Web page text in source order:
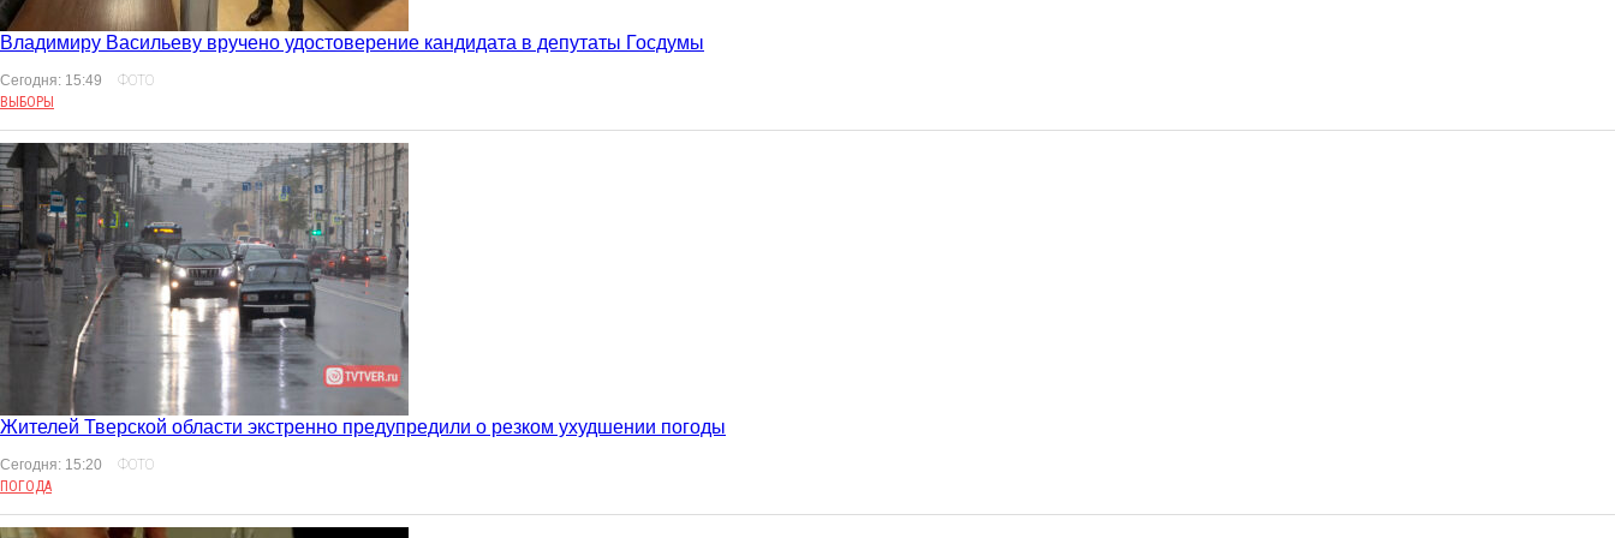
Владимиру Васильеву вручено удостоверение кандидата в депутаты Госдумы
Сегодня: 15:49
ФОТО
ВЫБОРЫ
Жителей Тверской области экстренно предупредили о резком ухудшении погоды
Сегодня: 15:20
ФОТО
ПОГОДА